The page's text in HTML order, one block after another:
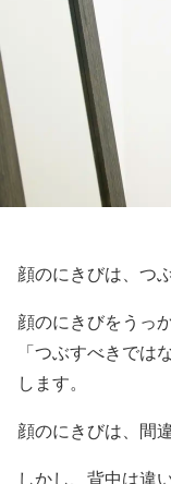
顔のにきびは、つ
顔のにきびをうっ
「つぶすべきでは
します。
顔のにきびは、間
しかし、背中は違